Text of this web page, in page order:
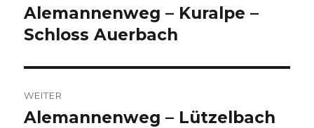
Vorheriger
Beitrag:
Alemannenweg – Kuralpe –
Schloss Auerbach
WEITER
Nächster
Alemannenweg – Lützelbach